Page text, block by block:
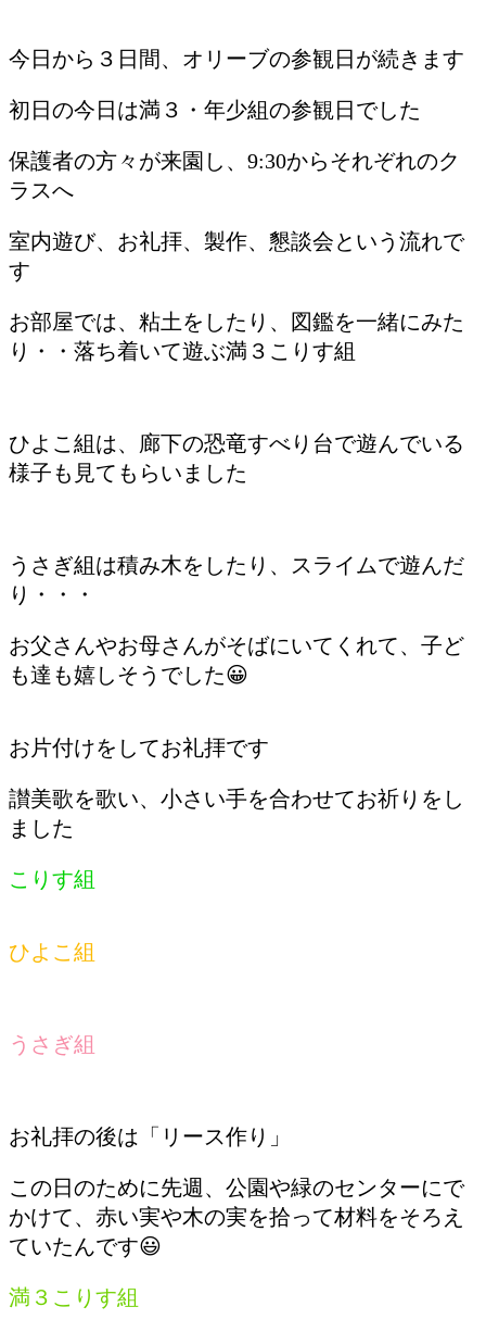
今日から３日間、オリーブの参観日が続きます
初日の今日は満３・年少組の参観日でした
保護者の方々が来園し、9:30からそれぞれのク
ラスへ
室内遊び、お礼拝、製作、懇談会という流れで
す
お部屋では、粘土をしたり、図鑑を一緒にみた
り・・落ち着いて遊ぶ満３こりす組
ひよこ組は、廊下の恐竜すべり台で遊んでいる
様子も見てもらいました
うさぎ組は積み木をしたり、スライムで遊んだ
り・・・
お父さんやお母さんがそばにいてくれて、子ど
も達も嬉しそうでした😀
お片付けをしてお礼拝です
讃美歌を歌い、小さい手を合わせてお祈りをし
ました
こりす組
ひよこ組
うさぎ組
お礼拝の後は「リース作り」
この日のために先週、公園や緑のセンターにで
かけて、赤い実や木の実を拾って材料をそろえ
ていたんです😃
満３こりす組